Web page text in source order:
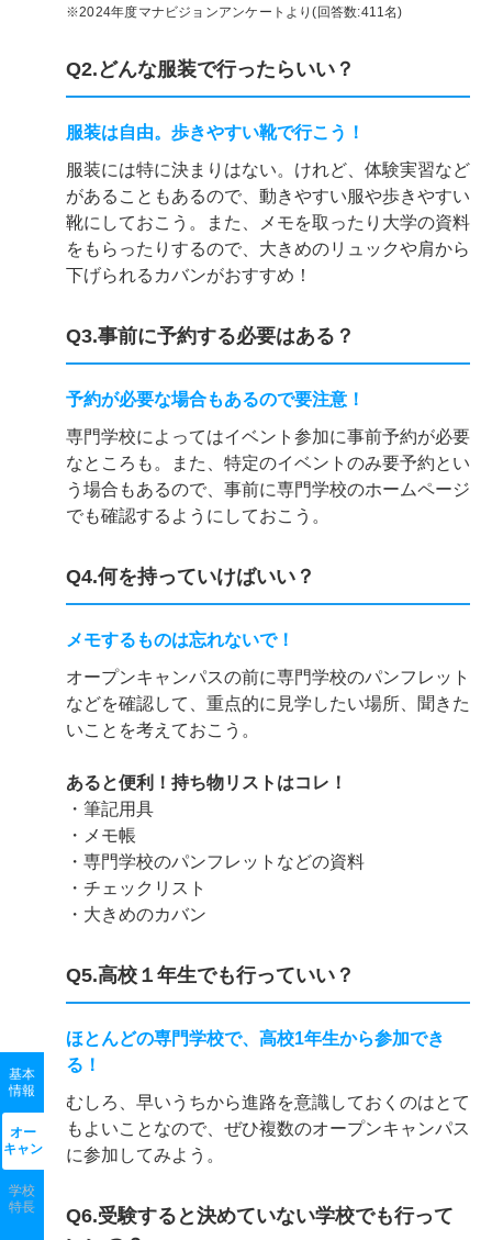
基本
情報
オー
キャン
学校
特長
※2024年度マナビジョンアンケートより(回答数:411名)
Q2.どんな服装で行ったらいい？
服装は自由。歩きやすい靴で行こう！
服装には特に決まりはない。けれど、体験実習など
があることもあるので、動きやすい服や歩きやすい
靴にしておこう。また、メモを取ったり大学の資料
をもらったりするので、大きめのリュックや肩から
下げられるカバンがおすすめ！
Q3.事前に予約する必要はある？
予約が必要な場合もあるので要注意！
専門学校によってはイベント参加に事前予約が必要
なところも。また、特定のイベントのみ要予約とい
う場合もあるので、事前に専門学校のホームページ
でも確認するようにしておこう。
Q4.何を持っていけばいい？
メモするものは忘れないで！
オープンキャンパスの前に専門学校のパンフレット
などを確認して、重点的に見学したい場所、聞きた
いことを考えておこう。
あると便利！持ち物リストはコレ！
・筆記用具
・メモ帳
・専門学校のパンフレットなどの資料
・チェックリスト
・大きめのカバン
Q5.高校１年生でも行っていい？
ほとんどの専門学校で、高校1年生から参加でき
る！
むしろ、早いうちから進路を意識しておくのはとて
もよいことなので、ぜひ複数のオープンキャンパス
に参加してみよう。
Q6.受験すると決めていない学校でも行って